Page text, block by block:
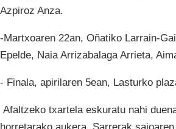
Azpiroz Anza.
-Martxoaren 22an, Oñatiko Larrain-
Epelde, Naia Arrizabalaga Arrieta,
- Finala, apirilaren 5ean, Lasturko
Afaltzeko txartela eskuratu nahi